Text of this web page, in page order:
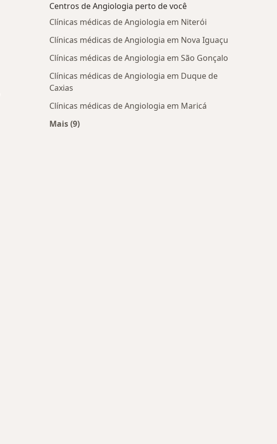
Centros de Angiologia perto de você
Clínicas médicas de Angiologia em Niterói
Clínicas médicas de Angiologia em Nova Iguaçu
Clínicas médicas de Angiologia em São Gonçalo
Clínicas médicas de Angiologia em Duque de
Caxias
Clínicas médicas de Angiologia em Maricá
Mais (9)